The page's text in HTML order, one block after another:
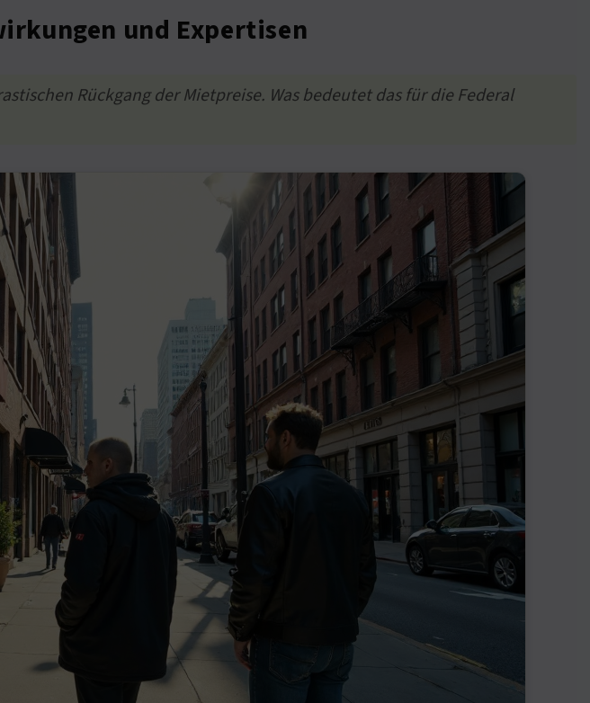
und Expertisen
Rückgang der Mietpreise. Was bedeutet das für die Federal